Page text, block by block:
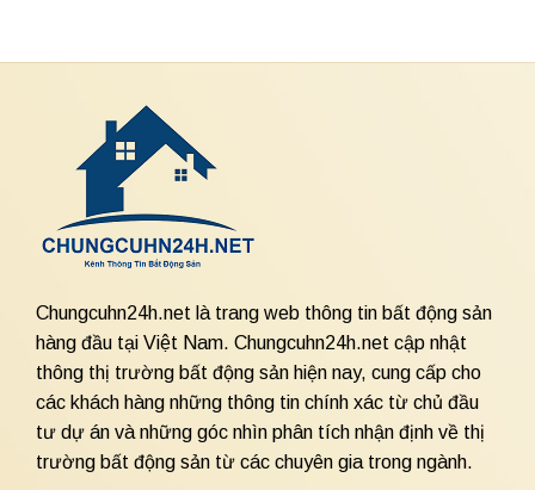
Chungcuhn24h.net là trang web thông tin bất động sản
hàng đầu tại Việt Nam. Chungcuhn24h.net cập nhật
thông thị trường bất động sản hiện nay, cung cấp cho
các khách hàng những thông tin chính xác từ chủ đầu
tư dự án và những góc nhìn phân tích nhận định về thị
trường bất động sản từ các chuyên gia trong ngành.